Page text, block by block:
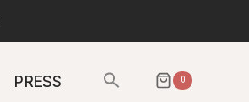
PRESS
Sök
efter:
0